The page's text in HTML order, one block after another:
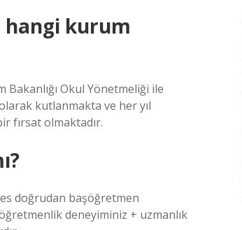
hangi kurum
Bakanlığı Okul Yönetmeliği ile
olarak kutlanmakta ve her yıl
fırsat olmaktadır.
doğrudan başöğretmen
deneyiminiz + uzmanlık